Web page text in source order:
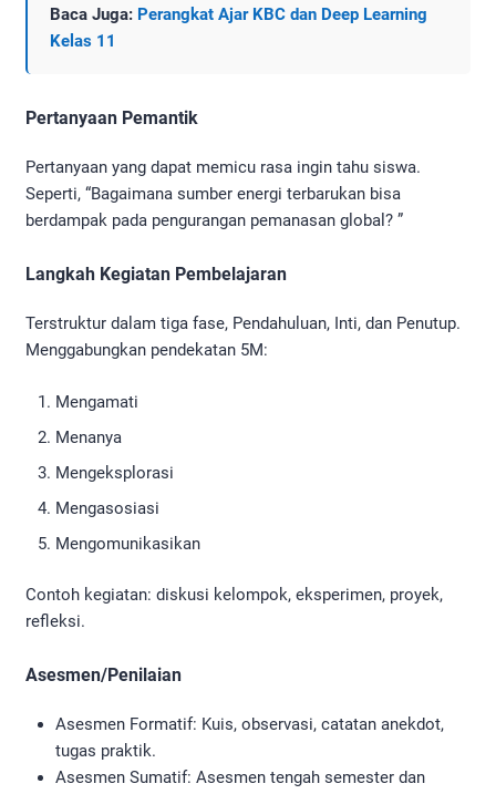
Baca Juga: Perangkat Ajar KBC dan Deep Learning
Kelas 11
Pertanyaan Pemantik
Pertanyaan yang dapat memicu rasa ingin tahu siswa.
Seperti, “Bagaimana sumber energi terbarukan bisa
berdampak pada pengurangan pemanasan global? ”
Langkah Kegiatan Pembelajaran
Terstruktur dalam tiga fase, Pendahuluan, Inti, dan Penutup.
Menggabungkan pendekatan 5M:
Mengamati
Menanya
Mengeksplorasi
Mengasosiasi
Mengomunikasikan
Contoh kegiatan: diskusi kelompok, eksperimen, proyek,
refleksi.
Asesmen/Penilaian
Asesmen Formatif: Kuis, observasi, catatan anekdot,
tugas praktik.
Asesmen Sumatif: Asesmen tengah semester dan